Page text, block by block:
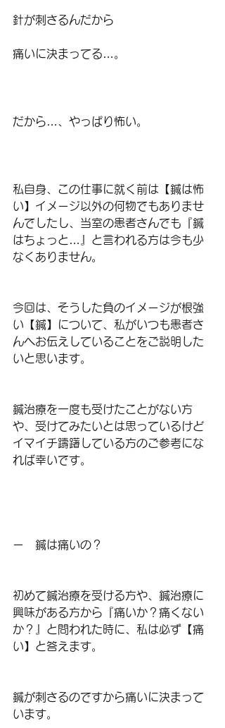
針が刺さるんだから
痛いに決まってる…。
だから…、やっぱり怖い。
私自身、この仕事に就く前は【鍼は怖
い】イメージ以外の何物でもありませ
んでしたし、当室の患者さんでも『鍼
はちょっと…』と言われる方は今も少
なくありません。
今回は、そうした負のイメージが根強
い【鍼】について、私がいつも患者さ
んへお伝えしていることをご説明した
いと思います。
鍼治療を一度も受けたことがない方
や、受けてみたいとは思っているけど
イマイチ躊躇している方のご参考にな
れば幸いです。
ー　鍼は痛いの？
初めて鍼治療を受ける方や、鍼治療に
興味がある方から『痛いか？痛くない
か？』と問われた時に、私は必ず【痛
い】と答えます。
鍼が刺さるのですから痛いに決まって
います。